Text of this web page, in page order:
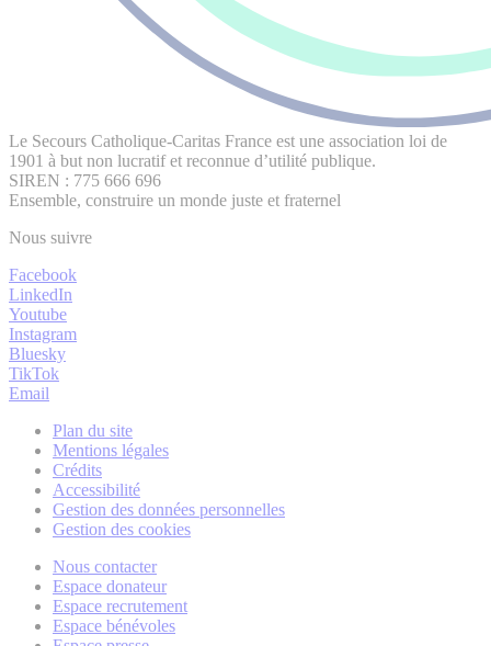
Le Secours Catholique-Caritas France est une association loi de
1901 à but non lucratif et reconnue d’utilité publique.
SIREN : 775 666 696
Ensemble, construire un monde juste et fraternel
Nous suivre
Facebook
LinkedIn
Youtube
Instagram
Bluesky
TikTok
Email
Plan du site
Mentions légales
Crédits
Accessibilité
Gestion des données personnelles
Gestion des cookies
Nous contacter
Espace donateur
Espace recrutement
Espace bénévoles